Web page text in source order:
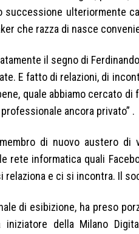
successione ulteriormente
che razza di nasce
il segno di
E fatto di relazioni, di
quale abbiamo cercato
ancora privato” .
di nuovo austero di
rete informatica quali
relaziona e ci si incontra. Il
di esibizione, ha preso
iniziatore della Milano